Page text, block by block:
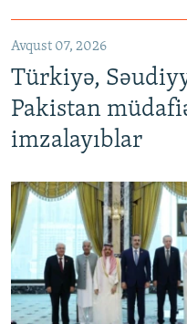
Avqust 07, 2026
Türkiyə,
Pakistan
imzalayıblar